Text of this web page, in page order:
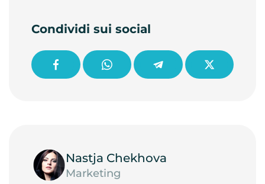
Condividi sui social
Nastja Chekhova
Marketing